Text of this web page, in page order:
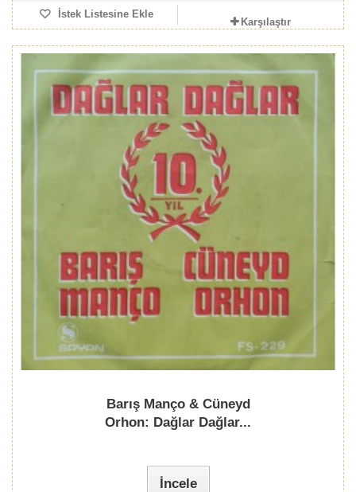
İstek Listesine Ekle
Karşılaştır
Barış Manço & Cüneyd
Orhon: Dağlar Dağlar...
İncele